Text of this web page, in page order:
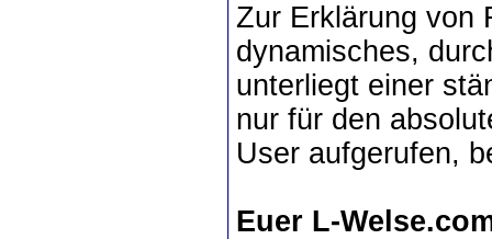
Zur Erklärung von
dynamisches,
unterliegt einer
nur für den
User aufgerufen,
Euer L-